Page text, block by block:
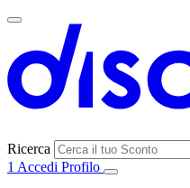
Ricerca
1 Accedi Profilo